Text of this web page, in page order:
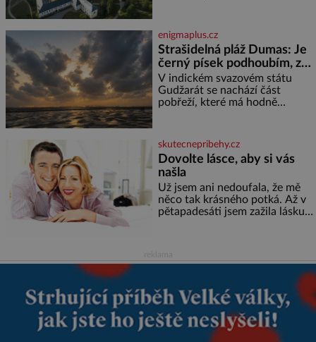
jediného dne můžete
nahlédnout do útrob jedné z
nejvýznamnějších vodních
elektráren v Evropě, vydat se na
horské hřebeny, projet se na
koloběžce a den zakončit
poznáváním památek ve
enigmaplus.cz
Strašidelná pláž Dumas: Je
černý písek podhoubím, ze
kterého roste zlo?
V indickém svazovém státu
Gudžarát se nachází část
pobřeží, které má hodně
Proč má pláž takové netypické
zbarvení? Nakolik jsou pravd
skutecnepribehy.cz
Dovolte lásce, aby si vás
našla
Už jsem ani nedoufala, že mě
něco tak krásného potká. Až v
pětapadesáti jsem zažila lásku
nás dali dohromady, Toník byl
dobře zaopatřený mladý muž.
Manželství nám oběma moc
nesvědčilo, brzy jsme zjistili, že